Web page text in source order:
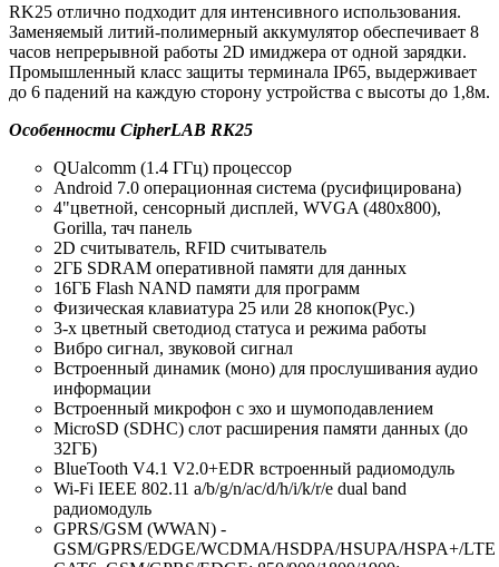
RK25 отлично подходит для интенсивного использования.
Заменяемый литий-полимерный аккумулятор обеспечивает 8
часов непрерывной работы 2D имиджера от одной зарядки.
Промышленный класс защиты терминала IP65, выдерживает
до 6 падений на каждую сторону устройства с высоты до 1,8м.
Особенности CipherLAB RK25
QUalcomm (1.4 ГГц) процессор
Android 7.0 операционная система (русифицирована)
4"цветной, сенсорный дисплей, WVGA (480x800),
Gorilla, тач панель
2D считыватель, RFID считыватель
2ГБ SDRAM оперативной памяти для данных
16ГБ Flash NAND памяти для программ
Физическая клавиатура 25 или 28 кнопок(Рус.)
3-х цветный светодиод статуса и режима работы
Вибро сигнал, звуковой сигнал
Встроенный динамик (моно) для прослушивания аудио
информации
Встроенный микрофон с эхо и шумоподавлением
MicroSD (SDHC) слот расширения памяти данных (до
32ГБ)
BlueTooth V4.1 V2.0+EDR встроенный радиомодуль
Wi-Fi IEEE 802.11 a/b/g/n/ac/d/h/i/k/r/e dual band
радиомодуль
GPRS/GSM (WWAN) -
GSM/GPRS/EDGE/WCDMA/HSDPA/HSUPA/HSPA+/LTE